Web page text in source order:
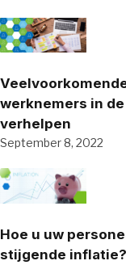
werknemers in
verhelpen
September 8, 2022
Hoe u uw
stijgende inflatie?